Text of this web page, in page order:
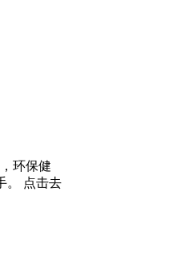
环保健
。 点击去